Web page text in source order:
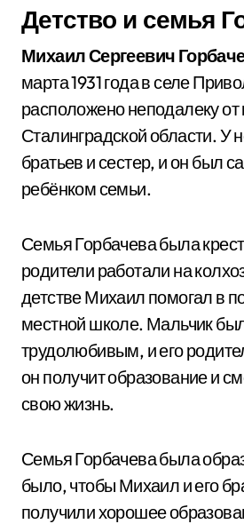
Детство и семья
Михаил Сергеевич
марта 1931 года в селе
расположено неподалеку от
Сталинградской области. У
братьев и сестер, и он был
ребёнком семьи.
Семья Горбачева была
родители работали на
детстве Михаил помогал в
местной школе. Мальчик
трудолюбивым, и его
он получит образование и
свою жизнь.
Семья Горбачева была
было, чтобы Михаил и его
получили хорошее